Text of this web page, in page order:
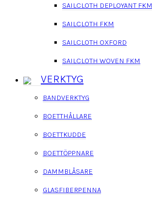
SAILCLOTH DEPLOYANT FKM
SAILCLOTH FKM
SAILCLOTH OXFORD
SAILCLOTH WOVEN FKM
VERKTYG
BANDVERKTYG
BOETTHÅLLARE
BOETTKUDDE
BOETTÖPPNARE
DAMMBLÅSARE
GLASFIBERPENNA